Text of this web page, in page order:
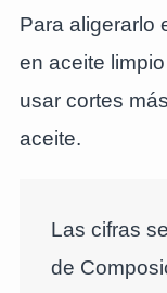
Para aligerarlo
en aceite
usar cortes
aceite.
Las cifras
de